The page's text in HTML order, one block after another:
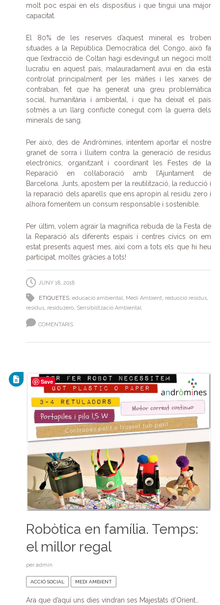
molt poc espai en els dispositius i que tingui una major
capacitat.
El 80% de les reserves d’aquest mineral es troben
situades a la República Democràtica del Congo, això fa
que l’extracció de Coltan hagi esdevingut un negoci molt
lucratiu en aquest país, malauradament avui en dia està
controlat principalment per les màfies i les xarxes de
contraban, fet que ha generat una greu problemàtica
social, humanitària i ambiental, i que ha deixat el país
sotmès a un llarg conflicte conegut com la guerra dels
minerals de sang.
Per això, des de Andròmines, intentem aportar el nostre
granet de sorra i lluitem contra la generació de residus
electrònics, organitzant i coordinant les Festes de la
Reparació en col·laboració amb l’Ajuntament de
Barcelona. Junts, apostem per la reutilització, la reducció i
la reparació dels aparells que ens apropin al residu zero i
alhora fomentem un consum responsable i sostenible.
Per últim, volem agrair la magnífica rebuda de la Festa de
la Reparació als diferents espais i centres cívics on em
estat presents aquest mes, així com a tots els que hi heu
participat, moltes gràcies a tots!
JUNY 18, 2018
ETIQUETES: educació ambiental, Medi Ambient, reducció residus,
residus, residuzero, Sensibilització Ambiental
COMENTARIS
Robòtica en família. Temps:
el millor regal
per admin
ACCIÓ SOCIAL MEDI AMBIENT
Ara que d’aquí uns dies vindran ses Majestats d’Orient…
Save